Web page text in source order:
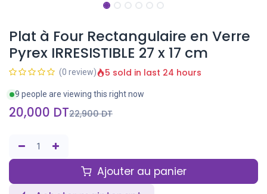
Plat à Four Rectangulaire en Verre
Pyrex IRRESISTIBLE 27 x 17 cm
(0 review) 5 sold in last 24 hours
9 people are viewing this right now
20,000 DT22,900DT
Ajouter au panier